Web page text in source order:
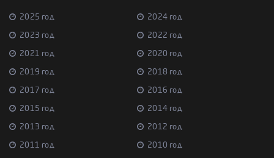
2025 год 2024 год
2023 год 2022 год
2021 год 2020 год
2019 год 2018 год
2017 год 2016 год
2015 год 2014 год
2013 год 2012 год
2011 год 2010 год